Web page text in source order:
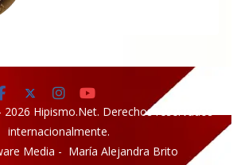
Hipismo.Net. Derechos reservados
internacionalmente.
Media - María Alejandra Brito